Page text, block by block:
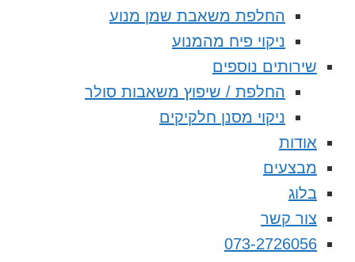
החלפת משאבת שמן מנוע
ניקוי פיח מהמנוע
שירותים נוספים
החלפת / שיפוץ משאבות סולר
ניקוי מסנן חלקיקים
אודות
מבצעים
בלוג
צור קשר
073-2726056